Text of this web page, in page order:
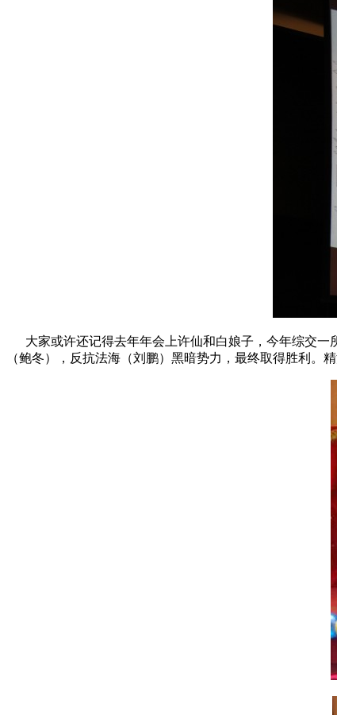
大家或许还记得去年年会上许仙和白娘子，今年综交一
（鲍冬），反抗法海（刘鹏）黑暗势力，最终取得胜利。